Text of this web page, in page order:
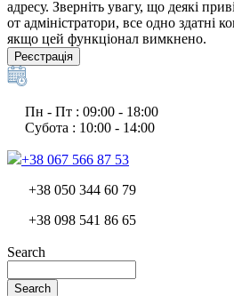
адресу. Зверніть увагу, що деякі
от адміністратори, все одно здатні
якщо цей функціонал вимкнено.
Реєстрація
Пн - Пт : 09:00 - 18:00
Субота : 10:00 - 14:00
+38 067 566 87 53
+38 050 344 60 79
+38 098 541 86 65
Search
Search